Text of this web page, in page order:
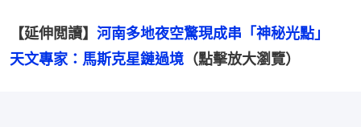
【延伸閲讀】 河南多地夜空驚現成串「神秘光點」
天文專家：馬斯克星鏈過境 （點擊放大瀏覽）